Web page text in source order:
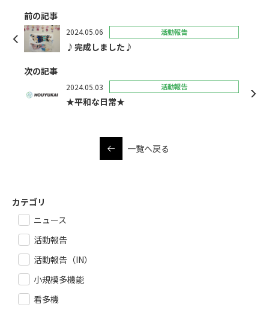
前の記事
2024.05.06 活動報告
♪完成しました♪
次の記事
2024.05.03 活動報告
★平和な日常★
一覧へ戻る
カテゴリ
ニュース
活動報告
活動報告（IN）
小規模多機能
看多機